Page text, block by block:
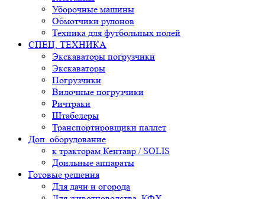
Уборочные машины
Обмотчики рулонов
Техника для футбольных полей
СПЕЦ. ТЕХНИКА
Экскаваторы погрузчики
Экскаваторы
Погрузчики
Вилочные погрузчики
Ричтраки
Штабелеры
Транспортировщики паллет
Доп. оборудование
к тракторам Кентавр / SOLIS
Доильные аппараты
Готовые решения
Для дачи и огорода